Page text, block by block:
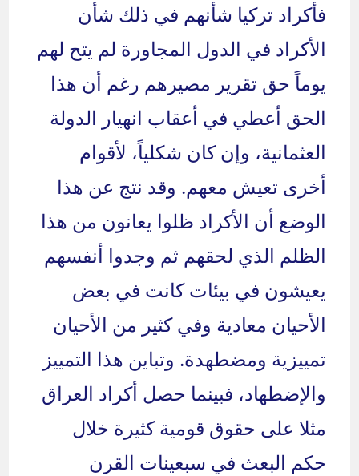
فأكراد تركيا شأنهم في ذلك شأن
الأكراد في الدول المجاورة لم يتح لهم
يوماً حق تقرير مصيرهم رغم أن هذا
الحق أعطي في أعقاب انهيار الدولة
العثمانية، وإن كان شكلياً، لأقوام
أخرى تعيش معهم. وقد نتج عن هذا
الوضع أن الأكراد ظلوا يعانون من هذا
الظلم الذي لحقهم ثم وجدوا أنفسهم
يعيشون في بيئات كانت في بعض
الأحيان معادية وفي كثير من الأحيان
تمييزية ومضطهدة. وتباين هذا التمييز
والإضطهاد، فبينما حصل أكراد العراق
مثلا على حقوق قومية كثيرة خلال
حكم البعث في سبعينات القرن